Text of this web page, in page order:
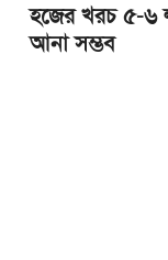
হজের খরচ ৫-৬
আনা সম্ভব